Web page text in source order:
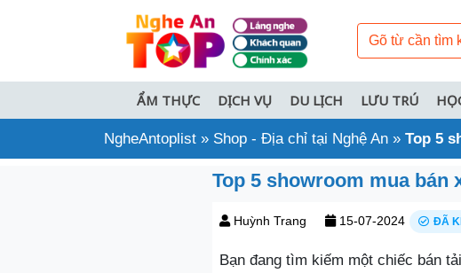
ẨM THỰC DỊCH VỤ DU LỊCH LƯU TRÚ
NgheAntoplist » Shop - Địa chỉ tại Nghệ An » Top 5
Top 5 showroom mua bán
Huỳnh Trang 15-07-2024 ĐÃ
Bạn đang tìm kiếm một chiếc bán